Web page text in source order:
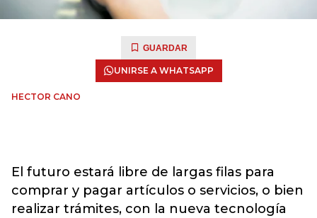
GUARDAR
UNIRSE A WHATSAPP
HECTOR CANO
El futuro estará libre de largas filas para
comprar y pagar artículos o servicios, o bien
realizar trámites, con la nueva tecnología